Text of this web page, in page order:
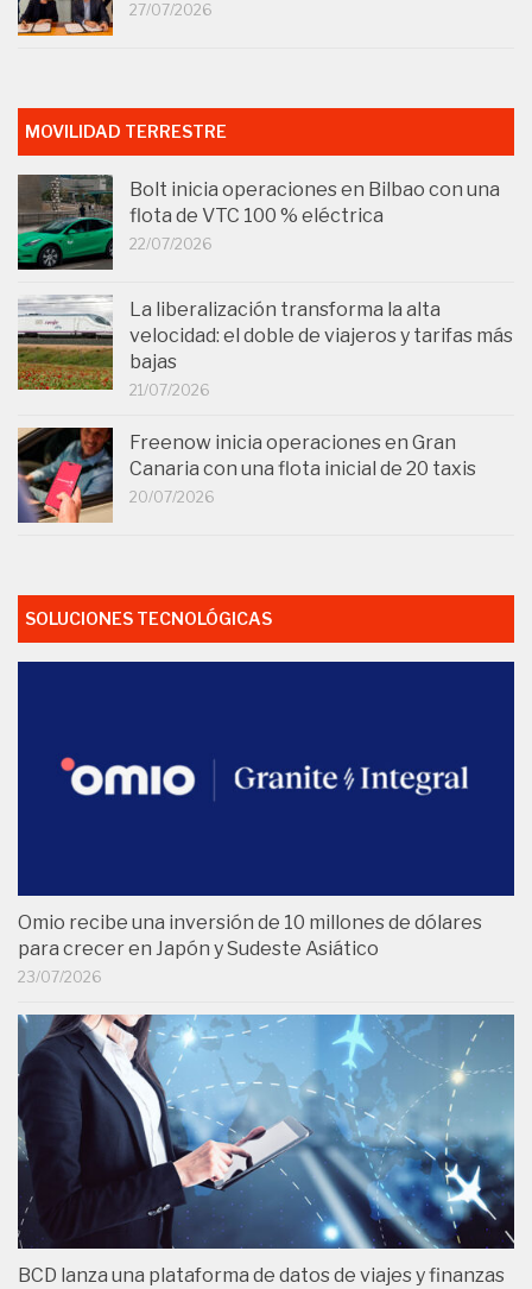
27/07/2026
MOVILIDAD TERRESTRE
Bolt inicia operaciones en Bilbao con una
flota de VTC 100 % eléctrica
22/07/2026
La liberalización transforma la alta
velocidad: el doble de viajeros y tarifas más
bajas
21/07/2026
Freenow inicia operaciones en Gran
Canaria con una flota inicial de 20 taxis
20/07/2026
SOLUCIONES TECNOLÓGICAS
Omio recibe una inversión de 10 millones de dólares
para crecer en Japón y Sudeste Asiático
23/07/2026
BCD lanza una plataforma de datos de viajes y finanzas